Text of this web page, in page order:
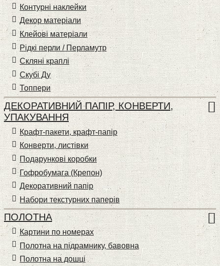
Контурні наклейки
Декор матеріали
Клейові матеріали
Рідкі перли / Перламутр
Скляні краплі
Скубі Ду
Топпери
ДЕКОРАТИВНИЙ ПАПІР, КОНВЕРТИ,
УПАКУВАННЯ
Крафт-пакети, крафт-папір
Конверти, листівки
Подарункові коробки
Гофробумага (Крепон)
Декоративний папір
Набори текстурних паперів
ПОЛОТНА
Картини по номерах
Полотна на підрамнику, бавовна
Полотна на дошці